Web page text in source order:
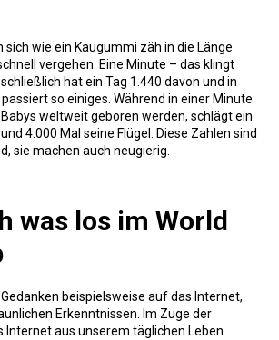
sich wie ein Kaugummi zäh in die Länge
vergehen. Eine Minute – das klingt
hat ein Tag 1.440 davon und in
so einiges. Während in einer Minute
weltweit geboren werden, schlägt ein
4.000 Mal seine Flügel. Diese Zahlen sind
sie machen auch neugierig.
was los im World
beispielsweise auf das Internet,
Erkenntnissen. Im Zuge der
Internet aus unserem täglichen Leben